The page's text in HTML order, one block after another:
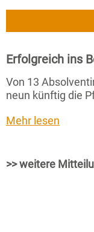
Erfolgreich ins
Von 13
neun künftig die
Mehr lesen
>> weitere